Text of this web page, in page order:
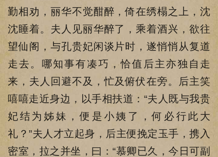
勤相劝，丽华不觉酣醉，倚在绣榻之上，沈
沈睡着。夫人见丽华醉了，乘着酒兴，欲往
望仙阁，与孔贵妃闲谈片时，遂悄悄从复道
走去。哪知事有凑巧，恰值后主亦独自走
来，夫人回避不及，忙及俯伏在旁。后主笑
嘻嘻走近身边，以手相扶道：“夫人既与我贵
妃结为姊妹，便是小姨了，何必行此大
礼？”夫人才立起身，后主便挽定玉手，携入
密室，拉之并坐，曰：“慕卿已久，今日可副